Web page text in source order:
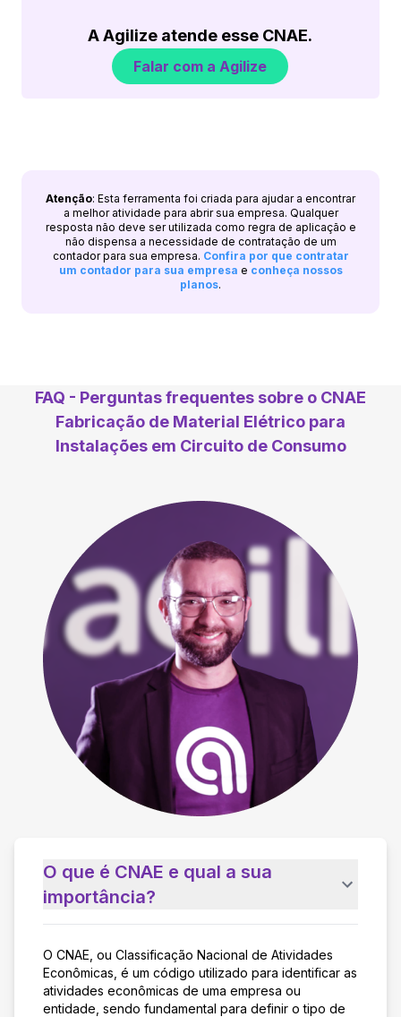
A Agilize atende esse CNAE.
Falar com a Agilize
Atenção: Esta ferramenta foi criada para ajudar a encontrar
a melhor atividade para abrir sua empresa. Qualquer
resposta não deve ser utilizada como regra de aplicação e
não dispensa a necessidade de contratação de um
contador para sua empresa. Confira por que contratar
um contador para sua empresa e conheça nossos
planos.
FAQ - Perguntas frequentes sobre o CNAE
Fabricação de Material Elétrico para
Instalações em Circuito de Consumo
O que é CNAE e qual a sua
importância?
O CNAE, ou Classificação Nacional de Atividades
Econômicas, é um código utilizado para identificar as
atividades econômicas de uma empresa ou
entidade, sendo fundamental para definir o tipo de